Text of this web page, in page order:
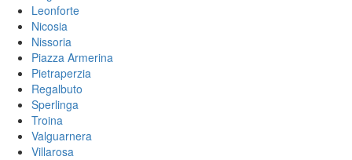
Leonforte
Nicosia
Nissoria
Piazza Armerina
Pietraperzia
Regalbuto
Sperlinga
Troina
Valguarnera
Villarosa